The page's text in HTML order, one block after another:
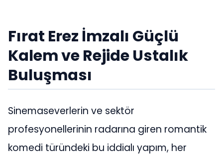
Fırat Erez İmzalı Güçlü
Kalem ve Rejide Ustalık
Buluşması
Sinemaseverlerin ve sektör
profesyonellerinin radarına giren romantik
komedi türündeki bu iddialı yapım, her